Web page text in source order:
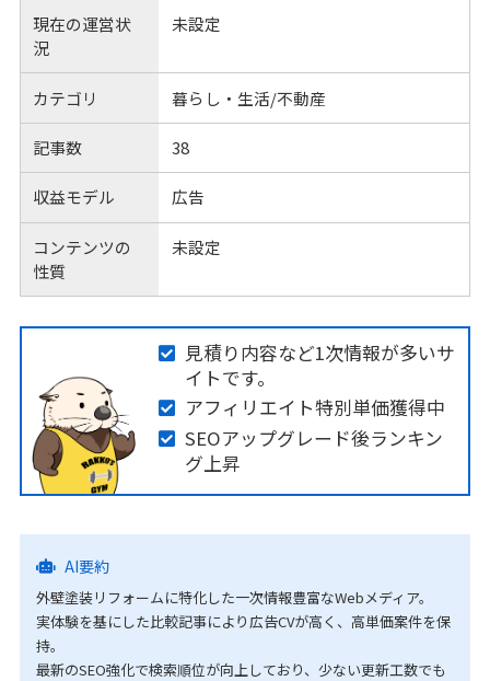
現在の運営状
況
未設定
カテゴリ 暮らし・生活/不動産
記事数 38
収益モデル 広告
コンテンツの
性質
未設定
見積り内容など1次情報が多いサ
イトです。
アフィリエイト特別単価獲得中
SEOアップグレード後ランキン
グ上昇
AI要約
外壁塗装リフォームに特化した一次情報豊富なWebメディア。
実体験を基にした比較記事により広告CVが高く、高単価案件を保
持。
最新のSEO強化で検索順位が向上しており、少ない更新工数でも